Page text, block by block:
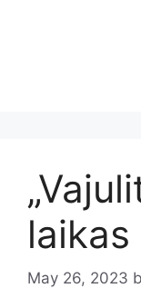
laikas
May 26, 2023